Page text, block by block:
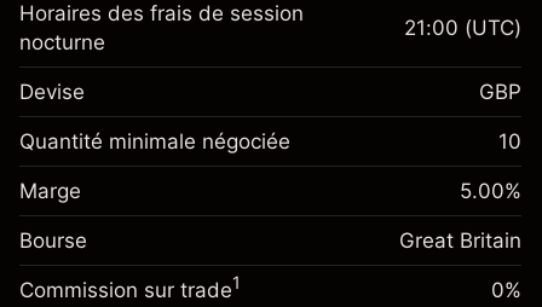
Marge. Votre
investissement
Ajustement des fonds de
Frais sur la valeur totale de la
position
-0.021272
%
(-£4.25)
Taille de la position avec effet de levier
Marge. Votre
£1,000.00
Ajustement des fonds
de overnight
Frais sur la valeur totale de la
-0.000646
%
Horaires des frais de session
nocturne
21:00 (UTC)
Devise GBP
Quantité minimale négociée 10
Marge 5.00%
Bourse Great Britain
Commission sur trade1 0%